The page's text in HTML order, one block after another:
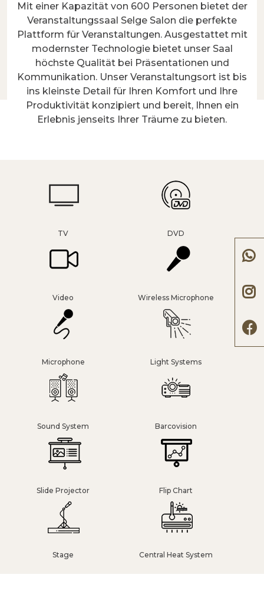
Mit einer Kapazität von 600 Personen bietet der
Veranstaltungssaal Selge Salon die perfekte
Plattform für Veranstaltungen. Ausgestattet mit
modernster Technologie bietet unser Saal
höchste Qualität bei Präsentationen und
Kommunikation. Unser Veranstaltungsort ist bis
ins kleinste Detail für Ihren Komfort und Ihre
Produktivität konzipiert und bereit, Ihnen ein
Erlebnis jenseits Ihrer Träume zu bieten.
TV DVD
Video Wireless Microphone
Microphone Light Systems
Sound System Barcovision
Slide Projector Flip Chart
Stage Central Heat System